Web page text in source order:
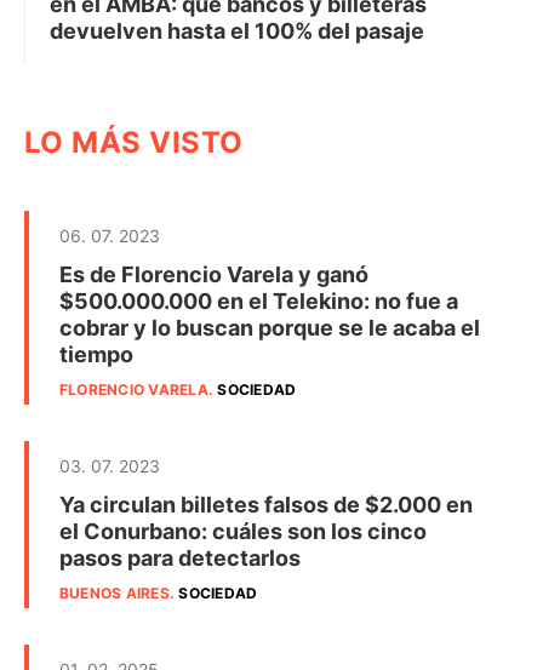
devuelven hasta el 100% del pasaje
LO MÁS VISTO
06. 07. 2023
Es de Florencio Varela y ganó
$500.000.000 en el Telekino: no fue a
cobrar y lo buscan porque se le acaba el
tiempo
FLORENCIO VARELA.SOCIEDAD
03. 07. 2023
Ya circulan billetes falsos de $2.000 en
el Conurbano: cuáles son los cinco
pasos para detectarlos
BUENOS AIRES.SOCIEDAD